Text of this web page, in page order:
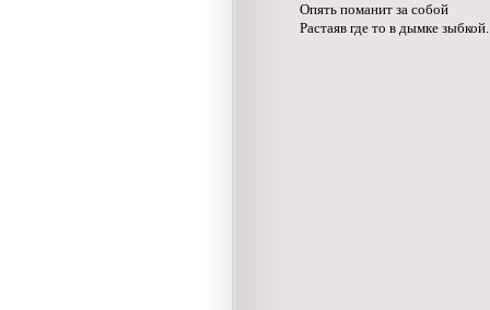
Опять поманит за собой
Растаяв где то в дымке